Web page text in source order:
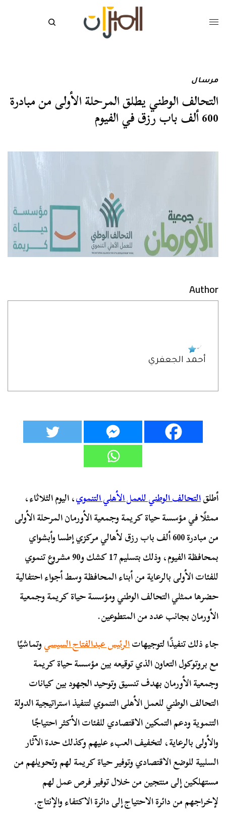
مرسال
التحالف الوطني يطلق المرحلة الأولى من مبادرة
600 ألف باب رزق في الفيوم
Author
أحمد الجعفري
أطلقالتحالف الوطني للعمل الأهلي التنموي، اليوم الثلاثاء،
ممثلًا في مؤسسة حياة كريمة وجمعية الأورمان المرحلة الأولى
من مبادرة 600 ألف باب رزق لأهالي مركزي إطسا وأبشواي
بمحافظة الفيوم، وذلك بتسليم 17 كشك و90 مشروع تنموي
للفئات الأولى بالرعاية من أبناء المحافظة وسط أجواء احتفالية
حضرها ممثلي التحالف الوطني ومؤسسة حياة كريمة وجمعية
الأورمان بجانب عدد من المتطوعين.
جاء ذلك تنفيذًا لتوجيهاتالرئيس عبدالفتاح السيسيوتماشيًا
مع بروتوكول التعاون الذي توقيعه بين مؤسسة حياة كريمة
وجمعية الأورمان بهدف تنسيق وتوحيد الجهود بين كيانات
التحالف الوطني للعمل الأهلى التنموي لتنفيذ استراتيجية الدولة
التنموية ودعم التمكين الاقتصادي للفئات الأكثر احتياجًا
والأولى بالرعاية، لتخفيف العبء عليهم وكذلك حدة الآثار
السلبية للوضع الاقتصادي وتوفير حياة كريمة لهم وتحويلهم من
مستهلكين إلى منتجين من خلال توفير فرص عمل لهم
لإخراجهم من دائرة الاحتياج إلى دائرة الاكتفاء والإنتاج.